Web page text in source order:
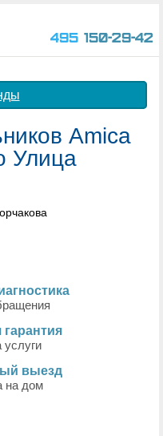
495 150-29-42
Amica
Улица
услуги
выезд
на дом